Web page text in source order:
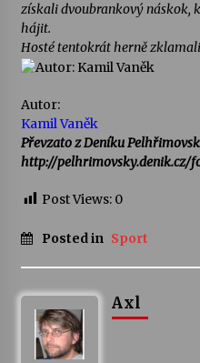
získali dvoubrankový náskok,
hájit.
Hosté tentokrát herně
Autor:
Kamil Vaněk
Převzato z Deníku
http://pelhrimovsky.denik.cz/
Post Views: 0
Posted in Sport
Axl